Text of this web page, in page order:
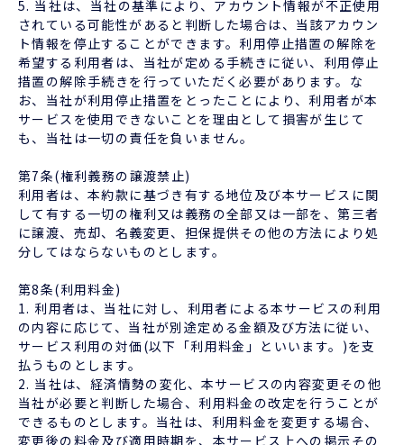
5. 当社は、当社の基準により、アカウント情報が不正使用
されている可能性があると判断した場合は、当該アカウン
ト情報を停止することができます。利用停止措置の解除を
希望する利用者は、当社が定める手続きに従い、利用停止
措置の解除手続きを行っていただく必要があります。な
お、当社が利用停止措置をとったことにより、利用者が本
サービスを使用できないことを理由として損害が生じて
も、当社は一切の責任を負いません。
第7条(権利義務の譲渡禁止)
利用者は、本約款に基づき有する地位及び本サービスに関
して有する一切の権利又は義務の全部又は一部を、第三者
に譲渡、売却、名義変更、担保提供その他の方法により処
分してはならないものとします。
第8条(利用料金)
1. 利用者は、当社に対し、利用者による本サービスの利用
の内容に応じて、当社が別途定める金額及び方法に従い、
サービス利用の対価(以下「利用料金」といいます。)を支
払うものとします。
2. 当社は、経済情勢の変化、本サービスの内容変更その他
当社が必要と判断した場合、利用料金の改定を行うことが
できるものとします。当社は、利用料金を変更する場合、
変更後の料金及び適用時期を、本サービス上への掲示その